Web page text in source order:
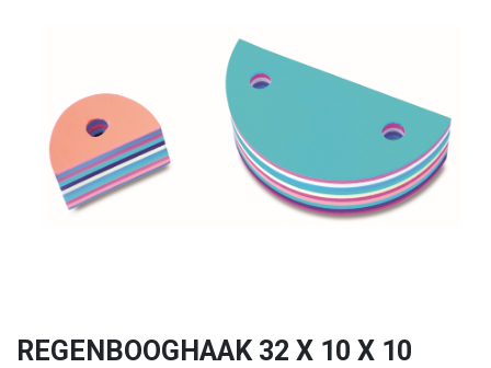
REGENBOOGHAAK 32 X 10 X 10